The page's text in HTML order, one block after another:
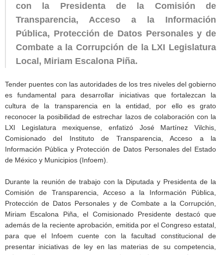
con la Presidenta de la Comisión de
Transparencia, Acceso a la Información
Pública, Protección de Datos Personales y de
Combate a la Corrupción de la LXI Legislatura
Local, Miriam Escalona Piña.
Tender puentes con las autoridades de los tres niveles del gobierno
es fundamental para desarrollar iniciativas que fortalezcan la
cultura de la transparencia en la entidad, por ello es grato
reconocer la posibilidad de estrechar lazos de colaboración con la
LXI Legislatura mexiquense, enfatizó José Martínez Vilchis,
Comisionado del Instituto de Transparencia, Acceso a la
Información Pública y Protección de Datos Personales del Estado
de México y Municipios (Infoem).
Durante la reunión de trabajo con la Diputada y Presidenta de la
Comisión de Transparencia, Acceso a la Información Pública,
Protección de Datos Personales y de Combate a la Corrupción,
Miriam Escalona Piña, el Comisionado Presidente destacó que
además de la reciente aprobación, emitida por el Congreso estatal,
para que el Infoem cuente con la facultad constitucional de
presentar iniciativas de ley en las materias de su competencia,